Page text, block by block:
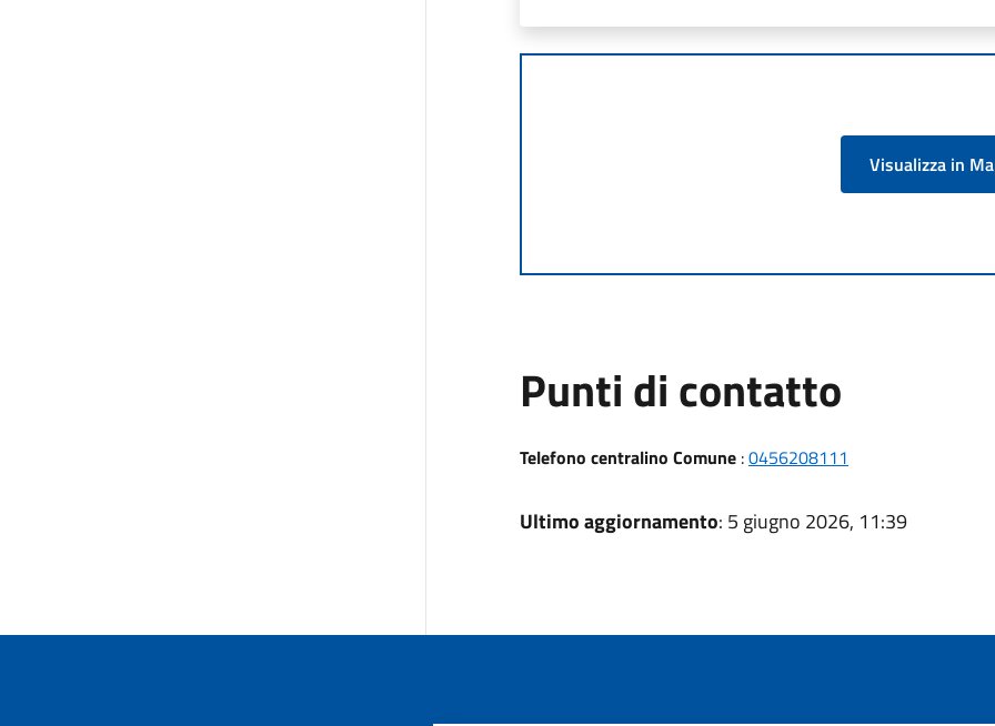
Visualizza in
Punti di contatto
Telefono centralino Comune:0456208111
Ultimo aggiornamento: 5 giugno 2026, 11:39